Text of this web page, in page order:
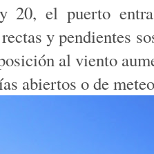
el puerto
y pendientes
al viento
abiertos o de